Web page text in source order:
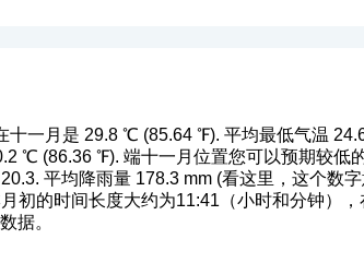
十一月是 29.8 ℃ (85.64 ℉). 平均最低气温
℃ (86.36 ℉). 端十一月位置您可以预期较低
平均降雨量 178.3 mm (看这里，这个数
初的时间长度大约为11:41（小时和分钟），
据。